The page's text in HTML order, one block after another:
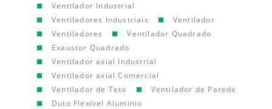
Ventilador Industrial
Ventiladores Industriais
Ventilador
Ventiladores
Ventilador Quadrado
Exaustor Quadrado
Ventilador axial Industrial
Ventilador axial Comercial
Ventilador de Teto
Ventilador de Parede
Duto Flexível Aluminio